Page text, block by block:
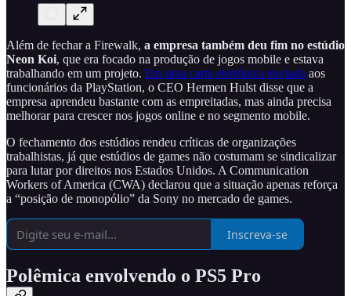
Além de fechar a Firewalk, a empresa também deu fim no estúdio
Neon Koi, que era focado na produção de jogos mobile e estava
trabalhando em um projeto. Em uma carta eletrônica enviada aos
funcionários da PlayStation, o CEO Hermen Hulst disse que a
empresa aprendeu bastante com as empreitadas, mas ainda precisa
melhorar para crescer nos jogos online e no segmento mobile.
O fechamento dos estúdios rendeu críticas de organizações
trabalhistas, já que estúdios de games não costumam se sindicalizar
para lutar por direitos nos Estados Unidos. A Communication
Workers of America (CWA) declarou que a situação apenas reforça
a “posição de monopólio” da Sony no mercado de games.
Inscreva-se
Polêmica envolvendo o PS5 Pro